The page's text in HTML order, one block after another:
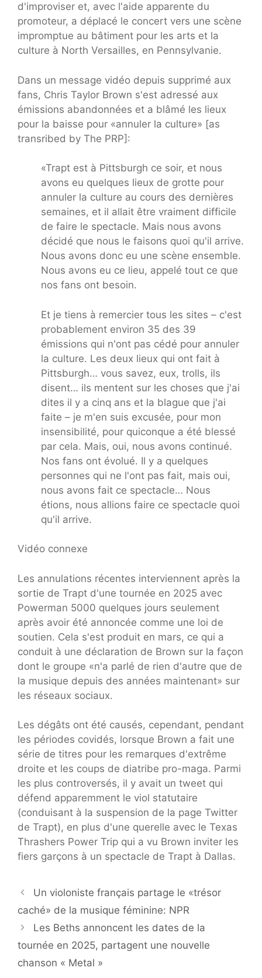
d'improviser et, avec l'aide apparente du
promoteur, a déplacé le concert vers une scène
impromptue au bâtiment pour les arts et la
culture à North Versailles, en Pennsylvanie.
Dans un message vidéo depuis supprimé aux
fans, Chris Taylor Brown s'est adressé aux
émissions abandonnées et a blâmé les lieux
pour la baisse pour «annuler la culture» [as
transribed by The PRP]:
«Trapt est à Pittsburgh ce soir, et nous
avons eu quelques lieux de grotte pour
annuler la culture au cours des dernières
semaines, et il allait être vraiment difficile
de faire le spectacle. Mais nous avons
décidé que nous le faisons quoi qu'il arrive.
Nous avons donc eu une scène ensemble.
Nous avons eu ce lieu, appelé tout ce que
nos fans ont besoin.
Et je tiens à remercier tous les sites – c'est
probablement environ 35 des 39
émissions qui n'ont pas cédé pour annuler
la culture. Les deux lieux qui ont fait à
Pittsburgh… vous savez, eux, trolls, ils
disent… ils mentent sur les choses que j'ai
dites il y a cinq ans et la blague que j'ai
faite – je m'en suis excusée, pour mon
insensibilité, pour quiconque a été blessé
par cela. Mais, oui, nous avons continué.
Nos fans ont évolué. Il y a quelques
personnes qui ne l'ont pas fait, mais oui,
nous avons fait ce spectacle… Nous
étions, nous allions faire ce spectacle quoi
qu'il arrive.
Vidéo connexe
Les annulations récentes interviennent après la
sortie de Trapt d'une tournée en 2025 avec
Powerman 5000 quelques jours seulement
après avoir été annoncée comme une loi de
soutien. Cela s'est produit en mars, ce qui a
conduit à une déclaration de Brown sur la façon
dont le groupe «n'a parlé de rien d'autre que de
la musique depuis des années maintenant» sur
les réseaux sociaux.
Les dégâts ont été causés, cependant, pendant
les périodes covidés, lorsque Brown a fait une
série de titres pour les remarques d'extrême
droite et les coups de diatribe pro-maga. Parmi
les plus controversés, il y avait un tweet qui
défend apparemment le viol statutaire
(conduisant à la suspension de la page Twitter
de Trapt), en plus d'une querelle avec le Texas
Thrashers Power Trip qui a vu Brown inviter les
fiers garçons à un spectacle de Trapt à Dallas.
Un violoniste français partage le «trésor
caché» de la musique féminine: NPR
Les Beths annoncent les dates de la
tournée en 2025, partagent une nouvelle
chanson « Metal »